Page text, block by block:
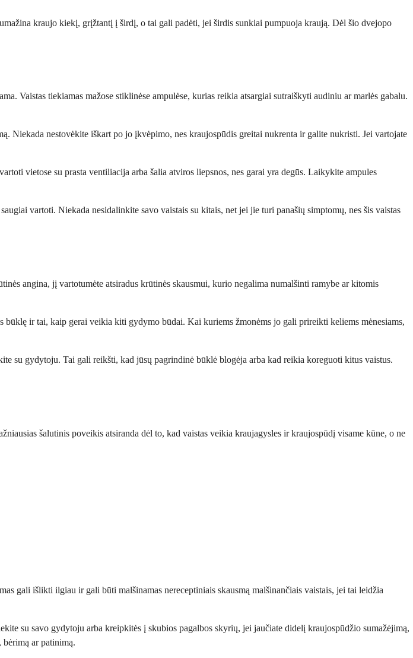
kraujo kiekį, grįžtantį į širdį, o tai gali padėti, jei širdis sunkiai pumpuoja kraują. Dėl šio dvejopo
Vaistas tiekiamas mažose stiklinėse ampulėse, kurias reikia atsargiai sutraiškyti audiniu ar marlės gabalu.
Niekada nestovėkite iškart po jo įkvėpimo, nes kraujospūdis greitai nukrenta ir galite nukristi. Jei vartojate
vietose su prasta ventiliacija arba šalia atviros liepsnos, nes garai yra degūs. Laikykite ampules
vartoti. Niekada nesidalinkite savo vaistais su kitais, net jei jie turi panašių simptomų, nes šis vaistas
angina, jį vartotumėte atsiradus krūtinės skausmui, kurio negalima numalšinti ramybe ar kitomis
ir tai, kaip gerai veikia kiti gydymo būdai. Kai kuriems žmonėms jo gali prireikti keliems mėnesiams,
su gydytoju. Tai gali reikšti, kad jūsų pagrindinė būklė blogėja arba kad reikia koreguoti kitus vaistus.
šalutinis poveikis atsiranda dėl to, kad vaistas veikia kraujagysles ir kraujospūdį visame kūne, o ne
gali išlikti ilgiau ir gali būti malšinamas nereceptiniais skausmą malšinančiais vaistais, jei tai leidžia
su savo gydytoju arba kreipkitės į skubios pagalbos skyrių, jei jaučiate didelį kraujospūdžio sumažėjimą,
ar patinimą.